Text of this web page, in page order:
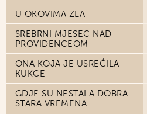
U OKOVIMA ZLA
SREBRNI MJESEC NAD
PROVIDENCEOM
ONA KOJA JE USREĆILA
KUKCE
GDJE SU NESTALA DOBRA
STARA VREMENA